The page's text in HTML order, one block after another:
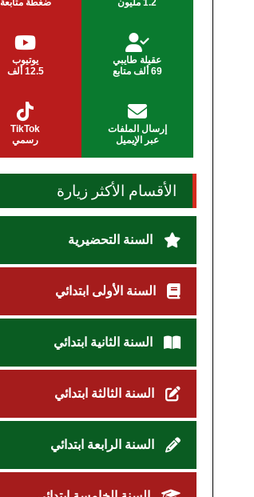
عقيلة طايبي
69 ألف متابع
يوتيوب
12.5 ألف
إرسال الملفات
عبر الإيميل
TikTok
رسمي
الأقسام الأكثر زيارة
السنة التحضيرية
السنة الأولى ابتدائي
السنة الثانية ابتدائي
السنة الثالثة ابتدائي
السنة الرابعة ابتدائي